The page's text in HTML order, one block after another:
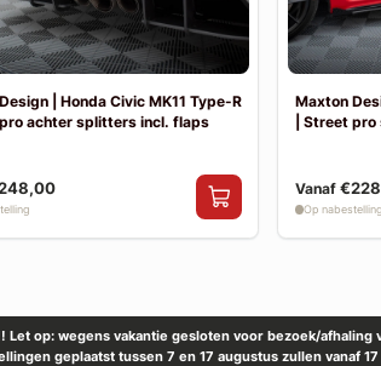
| Honda Civic MK11 Type-R
pro achter splitters incl. flaps
Maxton
| Street
Vanaf
Op nabestelling
Let op: wegens vakantie gesloten voor bezoek/afhaling
geplaatst tussen 7 en 17 augustus zullen vanaf